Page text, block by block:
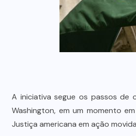
A iniciativa segue os passos de
Washington, em um momento
Justiça americana em ação